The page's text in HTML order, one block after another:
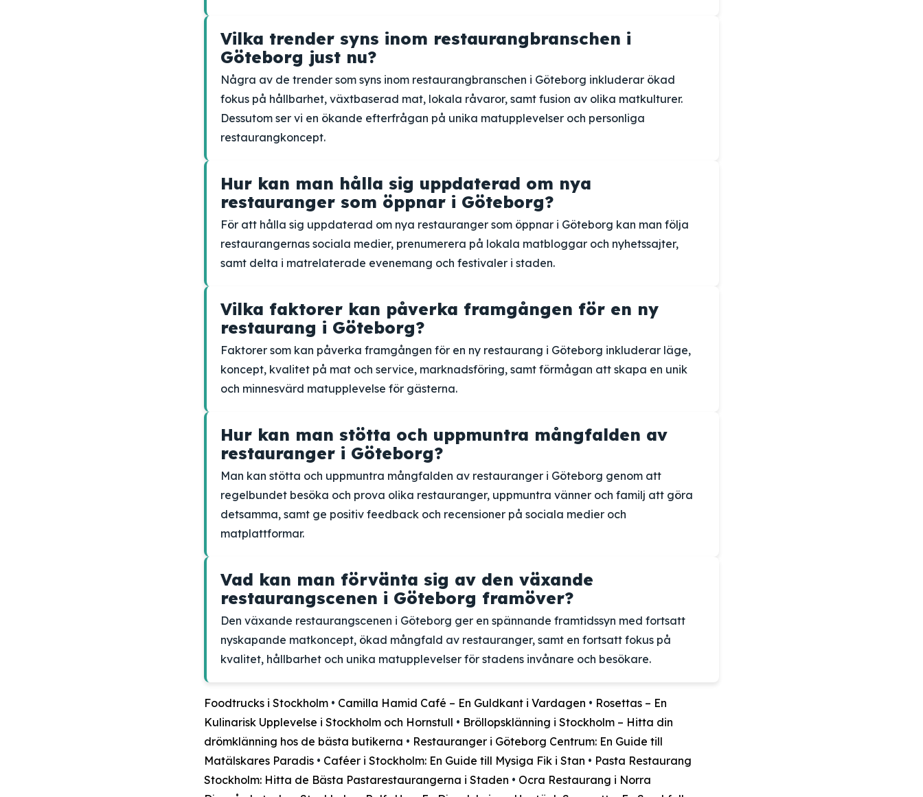
Vilka trender syns inom restaurangbranschen i
Göteborg just nu?
Några av de trender som syns inom restaurangbranschen i Göteborg inkluderar ökad
fokus på hållbarhet, växtbaserad mat, lokala råvaror, samt fusion av olika matkulturer.
Dessutom ser vi en ökande efterfrågan på unika matupplevelser och personliga
restaurangkoncept.
Hur kan man hålla sig uppdaterad om nya
restauranger som öppnar i Göteborg?
För att hålla sig uppdaterad om nya restauranger som öppnar i Göteborg kan man följa
restaurangernas sociala medier, prenumerera på lokala matbloggar och nyhetssajter,
samt delta i matrelaterade evenemang och festivaler i staden.
Vilka faktorer kan påverka framgången för en ny
restaurang i Göteborg?
Faktorer som kan påverka framgången för en ny restaurang i Göteborg inkluderar läge,
koncept, kvalitet på mat och service, marknadsföring, samt förmågan att skapa en unik
och minnesvärd matupplevelse för gästerna.
Hur kan man stötta och uppmuntra mångfalden av
restauranger i Göteborg?
Man kan stötta och uppmuntra mångfalden av restauranger i Göteborg genom att
regelbundet besöka och prova olika restauranger, uppmuntra vänner och familj att göra
detsamma, samt ge positiv feedback och recensioner på sociala medier och
matplattformar.
Vad kan man förvänta sig av den växande
restaurangscenen i Göteborg framöver?
Den växande restaurangscenen i Göteborg ger en spännande framtidssyn med fortsatt
nyskapande matkoncept, ökad mångfald av restauranger, samt en fortsatt fokus på
kvalitet, hållbarhet och unika matupplevelser för stadens invånare och besökare.
Foodtrucks i Stockholm • Camilla Hamid Café – En Guldkant i Vardagen • Rosettas – En
Kulinarisk Upplevelse i Stockholm och Hornstull • Bröllopsklänning i Stockholm – Hitta din
drömklänning hos de bästa butikerna • Restauranger i Göteborg Centrum: En Guide till
Matälskares Paradis • Caféer i Stockholm: En Guide till Mysiga Fik i Stan • Pasta Restaurang
Stockholm: Hitta de Bästa Pastarestaurangerna i Staden • Ocra Restaurang i Norra